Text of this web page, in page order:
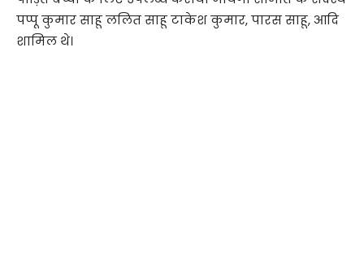
पप्पू कुमार साहू ललित साहू टाकेश कुमार, पारस साहू, आदि
शामिल थे।